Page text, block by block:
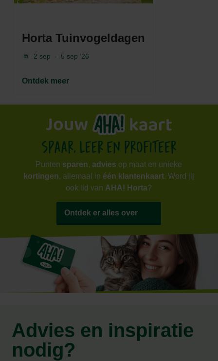
Horta Tuinvogeldagen
2 sep - 5 sep ‘26
Ontdek meer
Punten sparen,advies op maat en unieke
kortingen, allemaal in één klantenkaart. Word jij
ook lid van AHA! Horta?
Ontdek er alles over
Advies en inspiratie
nodig?